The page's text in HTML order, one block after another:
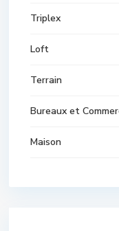
Triplex
Loft
Terrain
Bureaux et
Maison